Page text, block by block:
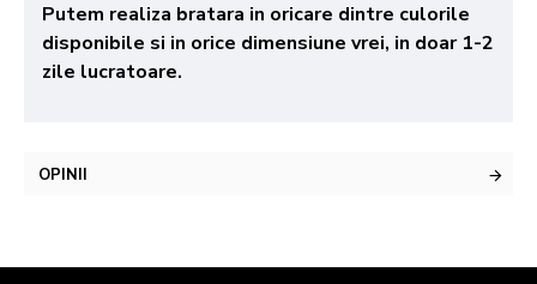
Putem realiza bratara in oricare dintre culorile
disponibile si in orice dimensiune vrei, in doar 1-2
zile lucratoare.
OPINII